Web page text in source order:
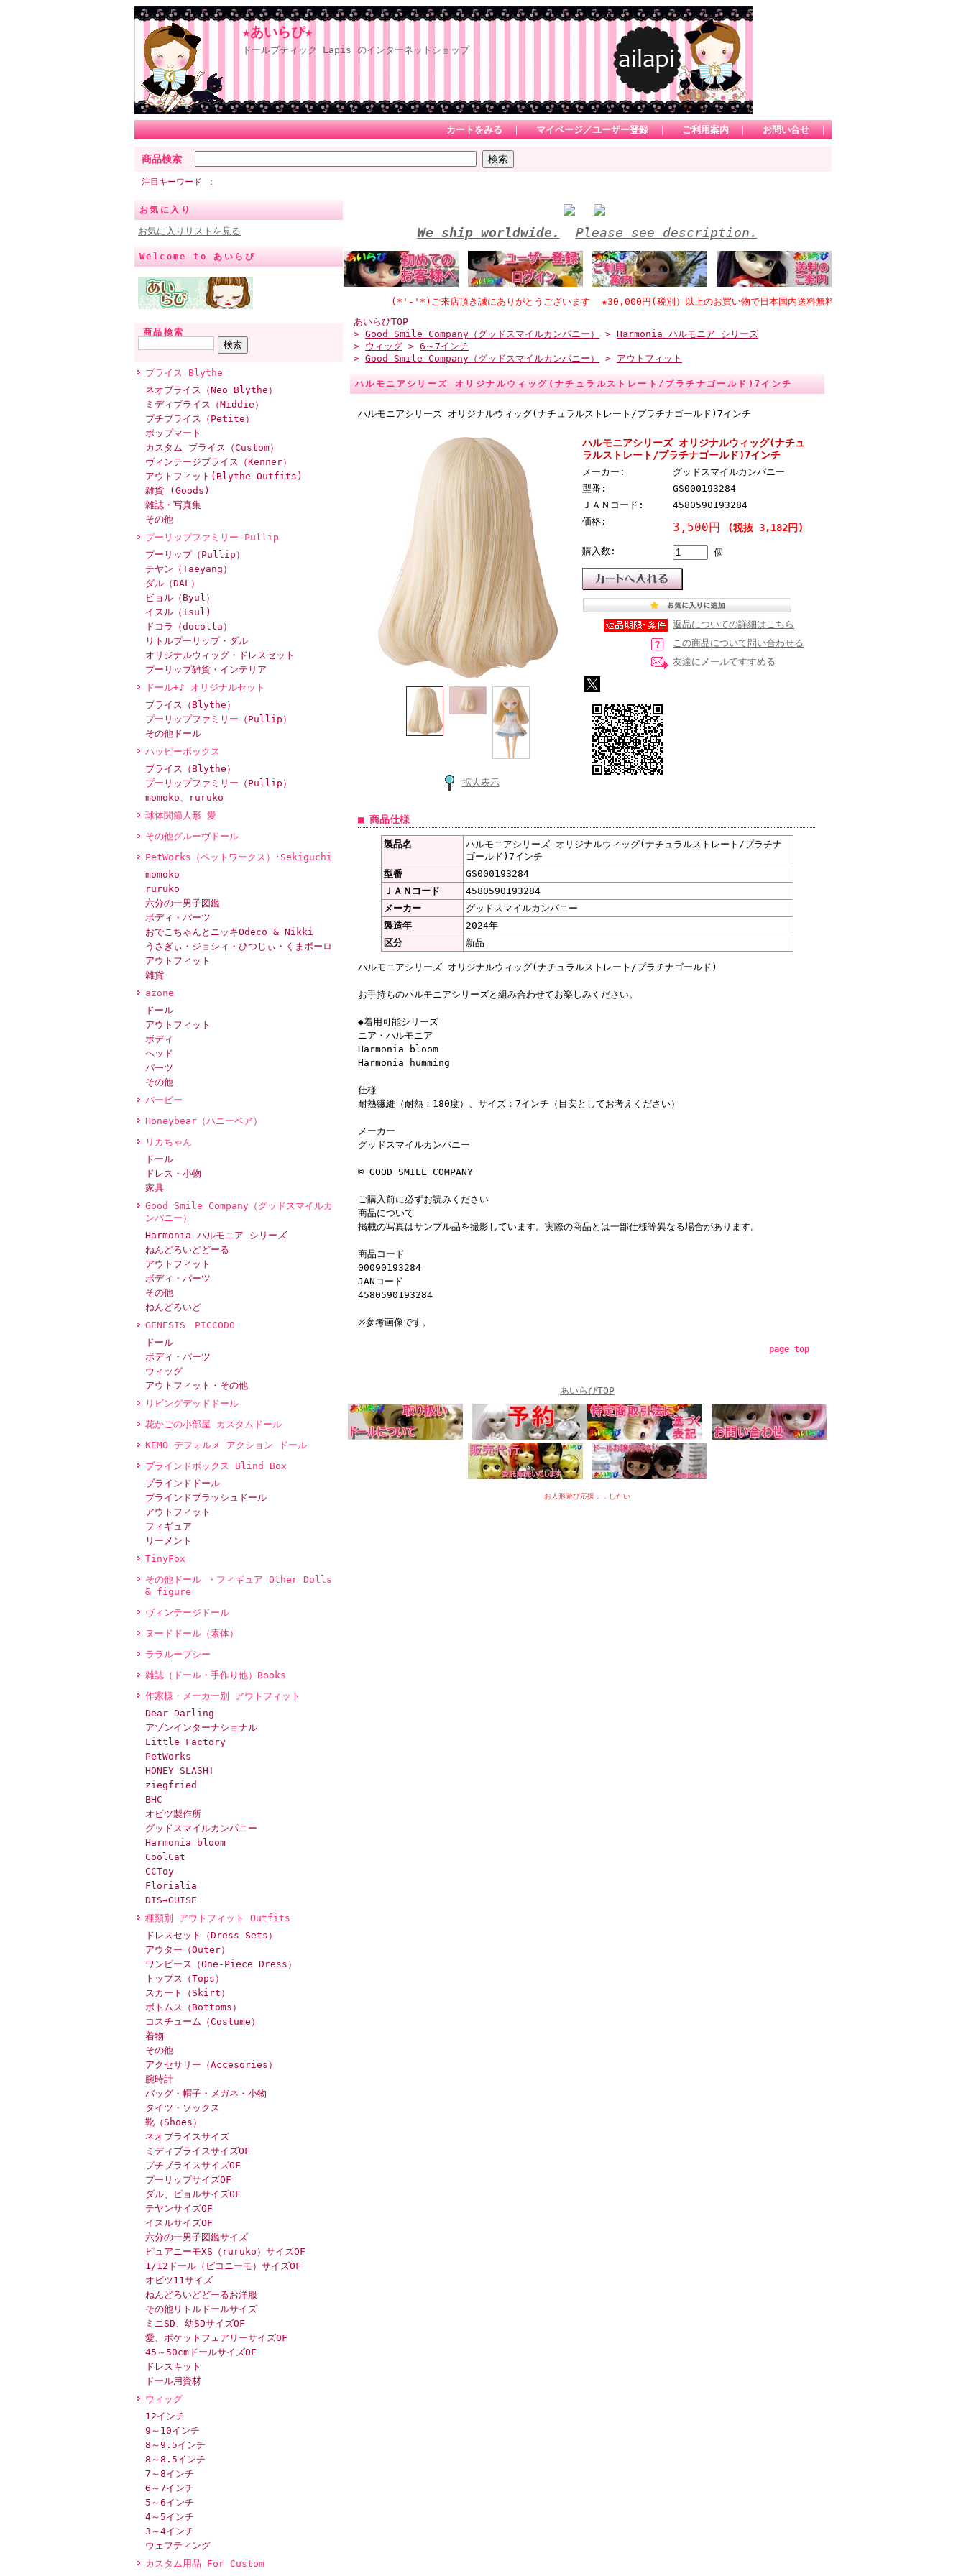
★あいらぴ★
ドールブティック Lapis のインターネットショップ
カートをみる ｜ マイページ／ユーザー登録 ｜ ご利用案内 ｜ お問い合せ ｜
商品検索
注目キーワード
お気に入り
お気に入りリストを見る
Welcome to あいらぴ
商品検索
ブライス Blythe
ネオブライス（Neo Blythe）
ミディブライス（Middie）
プチブライス（Petite）
ポップマート
カスタム ブライス（Custom）
ヴィンテージブライス（Kenner）
アウトフィット(Blythe Outfits)
雑貨 (Goods)
雑誌・写真集
その他
プーリップファミリー Pullip
プーリップ（Pullip）
テヤン（Taeyang）
ダル（DAL）
ビョル（Byul）
イスル（Isul)
ドコラ（docolla）
リトルプーリップ・ダル
オリジナルウィッグ・ドレスセット
プーリップ雑貨・インテリア
ドール+♪ オリジナルセット
ブライス（Blythe）
プーリップファミリー（Pullip）
その他ドール
ハッピーボックス
ブライス（Blythe）
プーリップファミリー（Pullip）
momoko、ruruko
球体関節人形 愛
その他グルーヴドール
PetWorks（ペットワークス）･Sekiguchi
momoko
ruruko
六分の一男子図鑑
ボディ・パーツ
おでこちゃんとニッキOdeco & Nikki
うさぎぃ・ジョシィ・ひつじぃ・くまボーロ
アウトフィット
雑貨
azone
ドール
アウトフィット
ボディ
ヘッド
パーツ
その他
バービー
Honeybear（ハニーベア）
リカちゃん
ドール
ドレス・小物
家具
Good Smile Company（グッドスマイルカ
ンパニー）
Harmonia ハルモニア シリーズ
ねんどろいどどーる
アウトフィット
ボディ・パーツ
その他
ねんどろいど
GENESIS PICCODO
ドール
ボディ・パーツ
ウィッグ
アウトフィット・その他
リビングデッドドール
花かごの小部屋 カスタムドール
KEMO デフォルメ アクション ドール
ブラインドボックス Blind Box
ブラインドドール
ブラインドプラッシュドール
アウトフィット
フィギュア
リーメント
TinyFox
その他ドール ・フィギュア Other Dolls
& figure
ヴィンテージドール
ヌードドール（素体）
ララループシー
雑誌（ドール・手作り他）Books
作家様・メーカー別 アウトフィット
Dear Darling
アゾンインターナショナル
Little Factory
PetWorks
HONEY SLASH!
ziegfried
BHC
オビツ製作所
グッドスマイルカンパニー
Harmonia bloom
CoolCat
CCToy
Florialia
DIS→GUISE
種類別 アウトフィット Outfits
ドレスセット（Dress Sets）
アウター（Outer）
ワンピース（One-Piece Dress）
トップス（Tops）
スカート（Skirt）
ボトムス（Bottoms）
コスチューム（Costume）
着物
その他
アクセサリー（Accesories）
腕時計
バッグ・帽子・メガネ・小物
タイツ・ソックス
靴（Shoes）
ネオブライスサイズ
ミディブライスサイズOF
プチブライスサイズOF
プーリップサイズOF
ダル、ビョルサイズOF
テヤンサイズOF
イスルサイズOF
六分の一男子図鑑サイズ
ピュアニーモXS（ruruko）サイズOF
1/12ドール（ピコニーモ）サイズOF
オビツ11サイズ
ねんどろいどどーるお洋服
その他リトルドールサイズ
ミニSD、幼SDサイズOF
愛、ポケットフェアリーサイズOF
45～50cmドールサイズOF
ドレスキット
ドール用資材
ウィッグ
12インチ
9～10インチ
8～9.5インチ
8～8.5インチ
7～8インチ
6～7インチ
5～6インチ
4～5インチ
3～4インチ
ウェフティング
カスタム用品 For Custom
We ship worldwide. Please see description.
(*'-'*)ご来店頂き誠にありがとうございます ★30,000円(税別）以上のお買い物で日本国内送料無料 *1カートにてお買い上げ頂きました商
あいらぴTOP
> Good Smile Company（グッドスマイルカンパニー） > Harmonia ハルモニア シリーズ
> ウィッグ > 6～7インチ
> Good Smile Company（グッドスマイルカンパニー） > アウトフィット
ハルモニアシリーズ オリジナルウィッグ(ナチュラルストレート/プラチナゴールド)7インチ
ハルモニアシリーズ オリジナルウィッグ(ナチュラルストレート/プラチナゴールド)7インチ
拡大表示
ハルモニアシリーズ オリジナルウィッグ(ナチュ
ラルストレート/プラチナゴールド)7インチ
メーカー:
グッドスマイルカンパニー
型番:
GS000193284
ＪＡＮコード:
4580590193284
価格:
3,500円 (税抜 3,182円)
購入数: 個
返品についての詳細はこちら
この商品について問い合わせる
友達にメールですすめる
■ 商品仕様
製品名
ハルモニアシリーズ オリジナルウィッグ(ナチュラルストレート/プラチナ
ゴールド)7インチ
型番
GS000193284
ＪＡＮコード
4580590193284
メーカー
グッドスマイルカンパニー
製造年
2024年
区分
新品
ハルモニアシリーズ オリジナルウィッグ(ナチュラルストレート/プラチナゴールド)
お手持ちのハルモニアシリーズと組み合わせてお楽しみください。
◆着用可能シリーズ
ニア・ハルモニア
Harmonia bloom
Harmonia humming
仕様
耐熱繊維（耐熱：180度）、サイズ：7インチ（目安としてお考えください）
メーカー
グッドスマイルカンパニー
© GOOD SMILE COMPANY
ご購入前に必ずお読みください
商品について
掲載の写真はサンプル品を撮影しています。実際の商品とは一部仕様等異なる場合があります。
商品コード
00090193284
JANコード
4580590193284
※参考画像です。
page top
あいらぴTOP
お人形遊び応援．．したい